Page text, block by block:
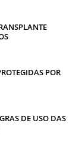
POR
DE USO DAS